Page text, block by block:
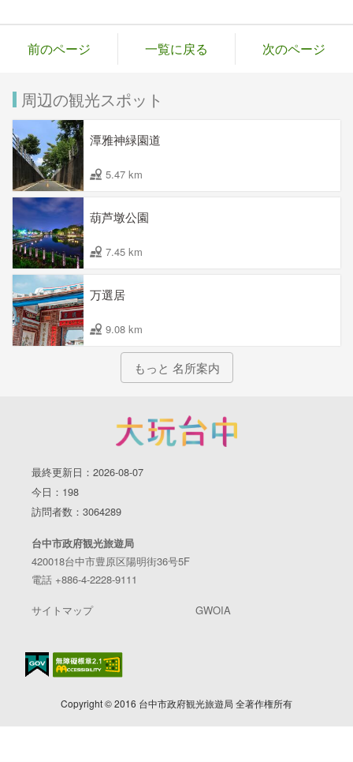
前のページ 一覧に戻る 次のページ
周辺の観光スポット
潭雅神緑園道
5.47 km
葫芦墩公園
7.45 km
万選居
9.08 km
もっと 名所案内
最終更新日：2026-08-07
今日：198
訪問者数：3064289
台中市政府観光旅遊局
420018台中市豊原区陽明街36号5F
電話 +886-4-2228-9111
サイトマップ GWOIA
Copyright © 2016 台中市政府観光旅遊局 全著作権所有